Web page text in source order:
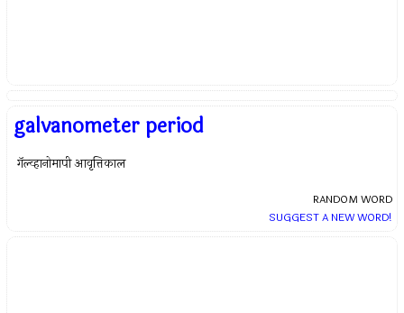
galvanometer period
गॅल्व्हानोमापी आवृत्तिकाल
RANDOM WORD
SUGGEST A NEW WORD!